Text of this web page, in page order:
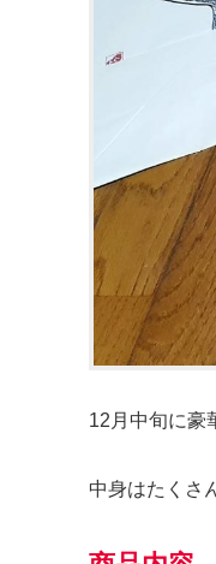
12月中旬に豪
中身はたくさ